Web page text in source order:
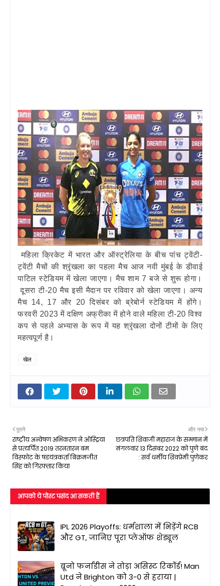
महिला क्रिकेट में भारत और ऑस्ट्रेलिया के बीच पांच ट्वेंटी-
ट्वेंटी मैचों की श्रृंखला का पहला मैच आज नवी मुंबई के डीवाई
पाटिल स्टेडियम में खेला जाएगा। मैच शाम 7 बजे से शुरू होगा।
दूसरा टी-20 मैच इसी मैदान पर रविवार को खेला जाएगा। अन्‍य
मैच 14, 17 और 20 दिसंबर को ब्रेबोर्न स्टेडियम में होंगे।
फरवरी 2023 में दक्षिण अफ्रीका में होने वाले महिला टी-20 विश्व
कप से पहले अभ्यास के रूप में यह श्रृंखला दोनों टीमों के लिए
महत्वपूर्ण है।
खेल
और नया
छत्रपति शिवाजी महाराज के सम्मान में
मंगलवार 13 दिसंबर 2022 को पुणे बंद
: सर्व धर्मीय शिवप्रेमी पुणेकर
पुराने
राष्ट्रीय अन्वेषण अभिकरण ने ऑस्ट्रिया
से प्रत्‍यर्पित 2019 तरनतारन बम
विस्फोट के षडयंत्रकर्ता बिक्रमजीत
सिंह को गिरफ्तार किया
आपको ये पोस्ट पसंद आ सकती हैं
IPL 2026 Playoffs: धर्मशाला में भिड़ेंगे RCB
और GT, जानिए पूरा प्लेऑफ शेड्यूल
ब्रूनो फर्नांडीस ने तोड़ा असिस्ट रिकॉर्ड! Man
Utd ने Brighton को 3-0 से हराया |